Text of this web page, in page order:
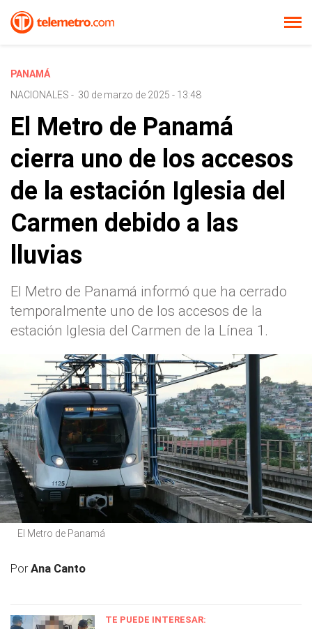
PANAMÁ
NACIONALES - 30 de marzo de 2025 - 13:48
El Metro de Panamá
cierra uno de los accesos
de la estación Iglesia del
Carmen debido a las
lluvias
El Metro de Panamá informó que ha cerrado
temporalmente uno de los accesos de la
estación Iglesia del Carmen de la Línea 1.
El Metro de Panamá
PorAna Canto
TE PUEDE INTERESAR: